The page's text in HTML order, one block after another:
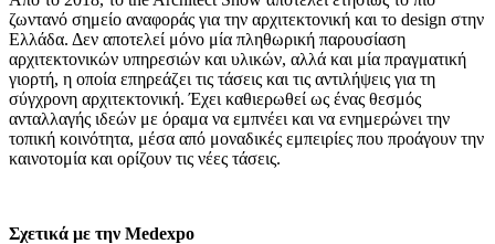
ζωντανό σημείο αναφοράς για την αρχιτεκτονική και το design στην
Ελλάδα. Δεν αποτελεί μόνο μία πληθωρική παρουσίαση
αρχιτεκτονικών υπηρεσιών και υλικών, αλλά και μία πραγματική
γιορτή, η οποία επηρεάζει τις τάσεις και τις αντιλήψεις για τη
σύγχρονη αρχιτεκτονική. Έχει καθιερωθεί ως ένας θεσμός
ανταλλαγής ιδεών με όραμα να εμπνέει και να ενημερώνει την
τοπική κοινότητα, μέσα από μοναδικές εμπειρίες που προάγουν την
καινοτομία και ορίζουν τις νέες τάσεις.
Σχετικά με την Medexpo